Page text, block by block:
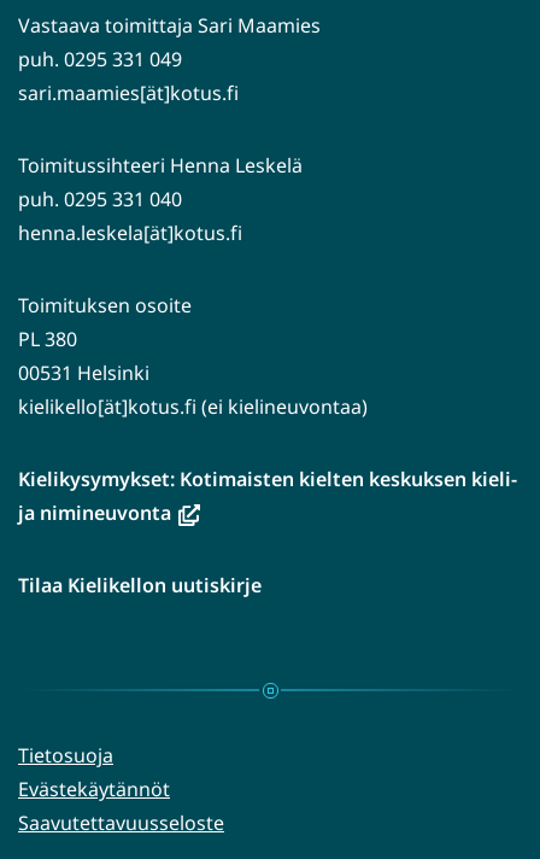
Vastaava toimittaja Sari Maamies
puh. 0295 331 049
sari.maamies[ät]kotus.fi
Toimitussihteeri Henna Leskelä
puh. 0295 331 040
henna.leskela[ät]kotus.fi
Toimituksen osoite
PL 380
00531 Helsinki
kielikello[ät]kotus.fi (ei kielineuvontaa)
Kielikysymykset: Kotimaisten kielten keskuksen kieli-
ja nimineuvonta(avautuu
ikkunaan,
palveluun)
Tilaa Kielikellon uutiskirje
Tietosuoja
Evästekäytännöt
Saavutettavuusseloste